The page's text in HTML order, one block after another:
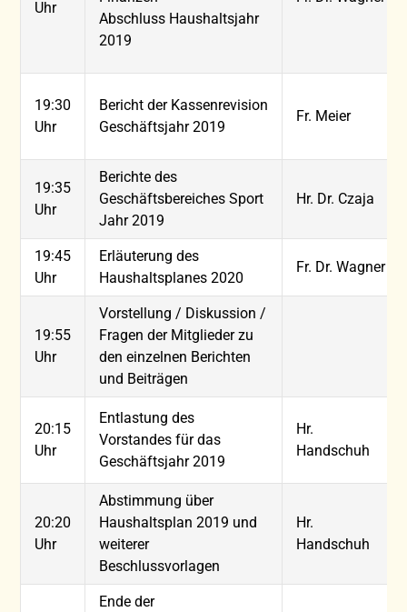
Uhr
Abschluss Haushaltsjahr
2019
19:30
Uhr
Bericht der Kassenrevision
Geschäftsjahr 2019
Fr. Meier
19:35
Uhr
Berichte des
Geschäftsbereiches Sport
Jahr 2019
Hr. Dr. Czaja
19:45
Uhr
Erläuterung des
Haushaltsplanes 2020
Fr. Dr. Wagner
19:55
Uhr
Vorstellung / Diskussion /
Fragen der Mitglieder zu
den einzelnen Berichten
und Beiträgen
20:15
Uhr
Entlastung des
Vorstandes für das
Geschäftsjahr 2019
Hr.
Handschuh
20:20
Uhr
Abstimmung über
Haushaltsplan 2019 und
weiterer
Beschlussvorlagen
Hr.
Handschuh
Ende der